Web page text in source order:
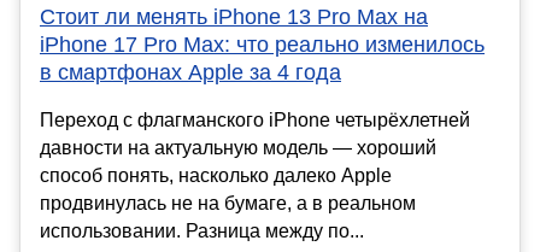
Стоит ли менять iPhone 13 Pro Max на
iPhone 17 Pro Max: что реально изменилось
в смартфонах Apple за 4 года
Переход с флагманского iPhone четырёхлетней
давности на актуальную модель — хороший
способ понять, насколько далеко Apple
продвинулась не на бумаге, а в реальном
использовании. Разница между по...